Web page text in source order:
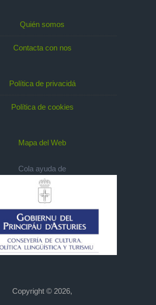
Quién somos
Contacta con nos
Política de privacidá
Política de cookies
Mapa del Web
Cola ayuda de
Copyright © 2026,